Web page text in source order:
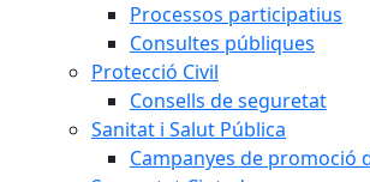
Processos participatius
Consultes públiques
Protecció Civil
Consells de seguretat
Sanitat i Salut Pública
Campanyes de promoció